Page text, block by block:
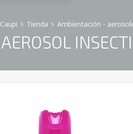
Caupi Tienda Ambientación -
AEROSOL